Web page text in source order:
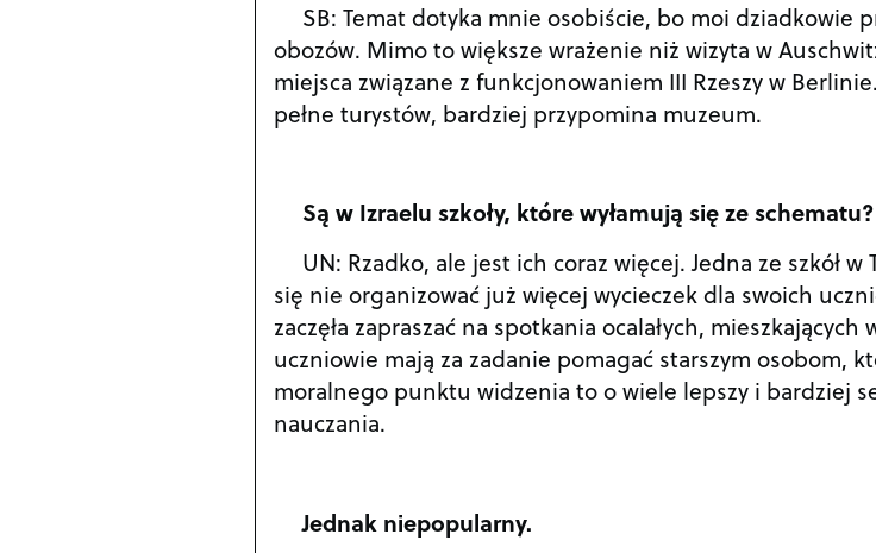
SB: Temat dotyka mnie osobiście, bo moi dziadkowie
obozów. Mimo to większe wrażenie niż wizyta w
miejsca związane z funkcjonowaniem III Rzeszy w
pełne turystów, bardziej przypomina muzeum.
Są w Izraelu szkoły, które wyłamują się ze schematu?
UN: Rzadko, ale jest ich coraz więcej. Jedna ze szkół w
się nie organizować już więcej wycieczek dla swoich
zaczęła zapraszać na spotkania ocalałych,
uczniowie mają za zadanie pomagać starszym osobom,
moralnego punktu widzenia to o wiele lepszy i bardziej
nauczania.
Jednak niepopularny.